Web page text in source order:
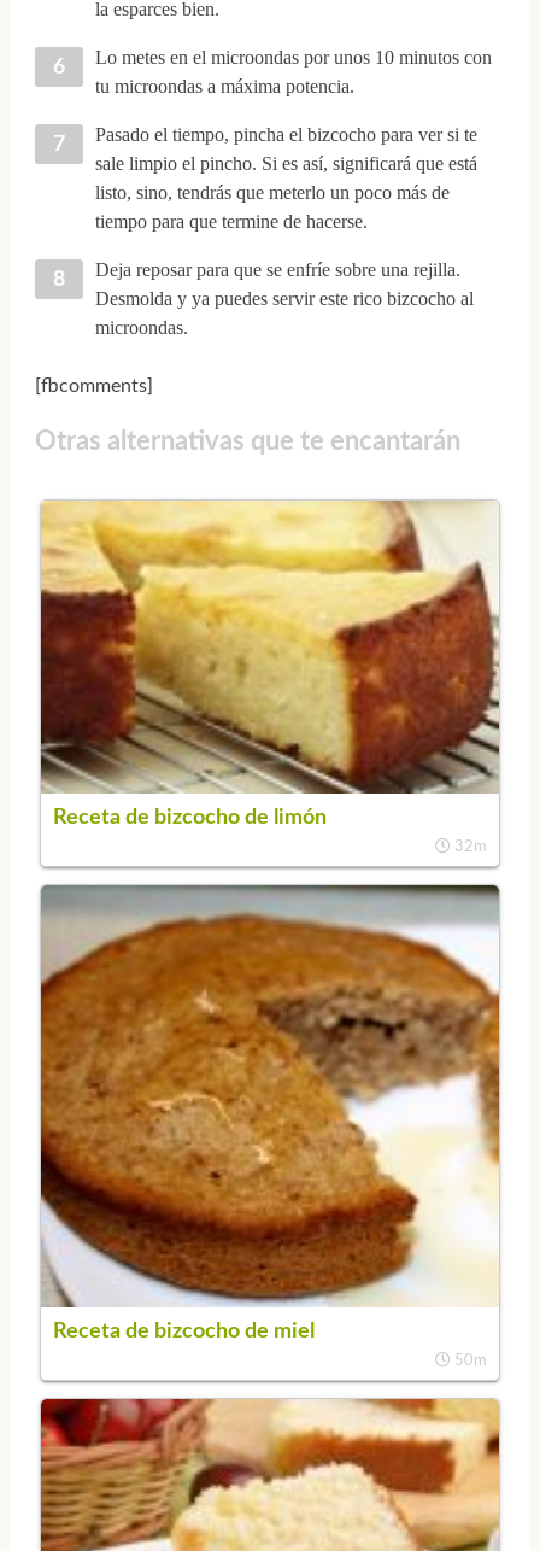
la esparces bien.
Lo metes en el microondas por unos 10 minutos con
tu microondas a máxima potencia.
Pasado el tiempo, pincha el bizcocho para ver si te
sale limpio el pincho. Si es así, significará que está
listo, sino, tendrás que meterlo un poco más de
tiempo para que termine de hacerse.
Deja reposar para que se enfríe sobre una rejilla.
Desmolda y ya puedes servir este rico bizcocho al
microondas.
[fbcomments]
Otras alternativas que te encantarán
Receta de bizcocho de limón
32m
Receta de bizcocho de miel
50m